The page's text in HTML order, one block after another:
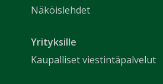
Näköislehdet
Yrityksille
Kaupalliset viestintäpalvelut